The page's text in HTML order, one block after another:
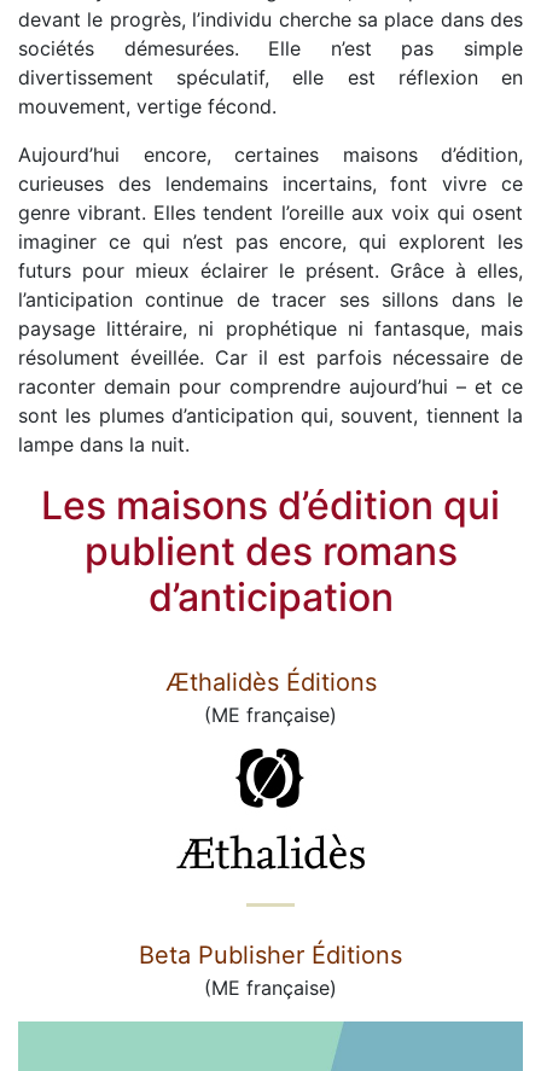
devant le progrès, l’individu cherche sa place dans des
sociétés démesurées. Elle n’est pas simple
divertissement spéculatif, elle est réflexion en
mouvement, vertige fécond.
Aujourd’hui encore, certaines maisons d’édition,
curieuses des lendemains incertains, font vivre ce
genre vibrant. Elles tendent l’oreille aux voix qui osent
imaginer ce qui n’est pas encore, qui explorent les
futurs pour mieux éclairer le présent. Grâce à elles,
l’anticipation continue de tracer ses sillons dans le
paysage littéraire, ni prophétique ni fantasque, mais
résolument éveillée. Car il est parfois nécessaire de
raconter demain pour comprendre aujourd’hui – et ce
sont les plumes d’anticipation qui, souvent, tiennent la
lampe dans la nuit.
Les maisons d’édition qui
publient des romans
d’anticipation
Æthalidès Éditions
(ME française)
Beta Publisher Éditions
(ME française)